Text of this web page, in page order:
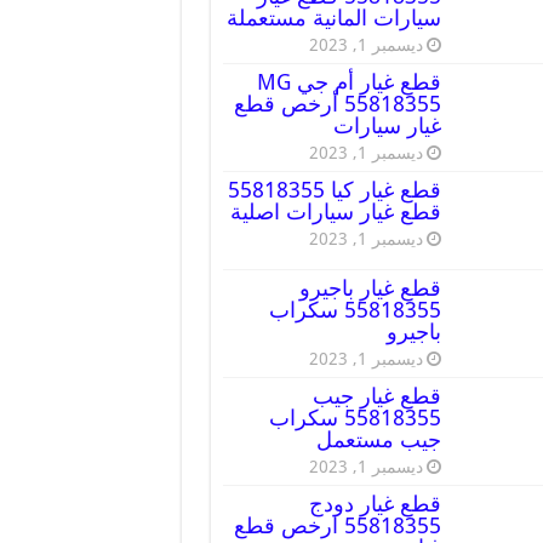
سيارات المانية مستعملة
ديسمبر 1, 2023
قطع غيار أم جي MG
55818355 أرخص قطع
غيار سيارات
ديسمبر 1, 2023
قطع غيار كيا 55818355
قطع غيار سيارات اصلية
ديسمبر 1, 2023
قطع غيار باجيرو
55818355 سكراب
باجيرو
ديسمبر 1, 2023
قطع غيار جيب
55818355 سكراب
جيب مستعمل
ديسمبر 1, 2023
قطع غيار دودج
55818355 ارخص قطع